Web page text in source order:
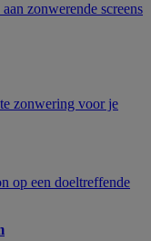
zonwerende screens
zonwering voor je
op een doeltreffende